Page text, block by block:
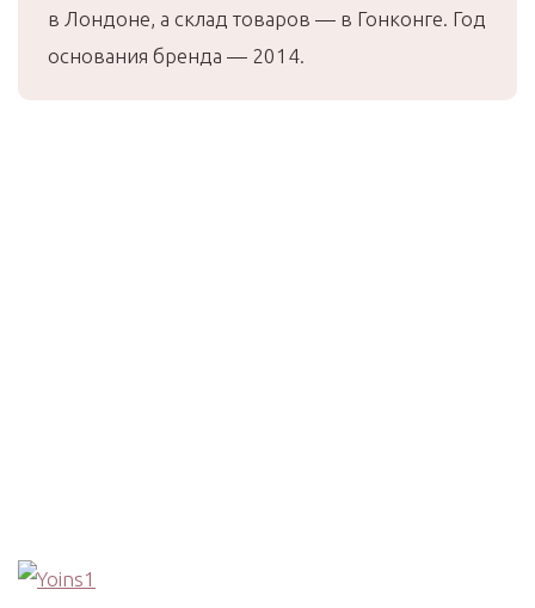
в Лондоне, а склад товаров — в Гонконге. Год
основания бренда — 2014.